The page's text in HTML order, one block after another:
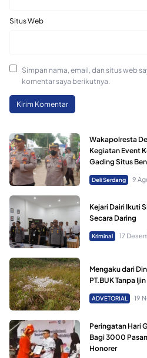
Situs Web
Simpan nama, email, dan situs web
komentar saya berikutnya.
Wakapolresta
Kegiatan Event
Gading Situs
Deli Serdang 9
Kejari Dairi Ikuti
Secara Daring
Kriminal 17
Mengaku dari
PT.BUK Tanpa Ijin
ADVETORIAL 19
Peringatan Hari
Bagi 3000
Honorer